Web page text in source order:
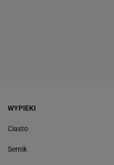
WYPIEKI
Ciasto
Sernik